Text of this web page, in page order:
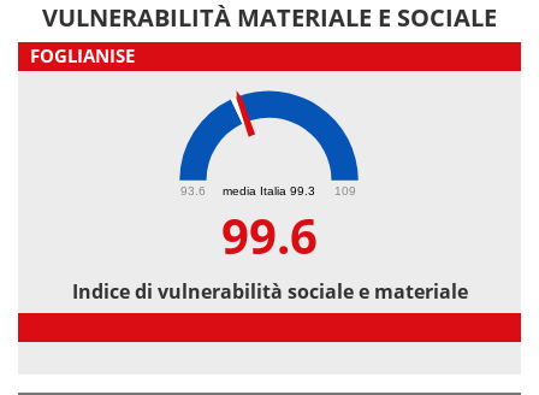
VULNERABILITÀ MATERIALE E SOCIALE
FOGLIANISE
media Italia 99.3
93.6 109
99.6
Indice di vulnerabilità sociale e materiale